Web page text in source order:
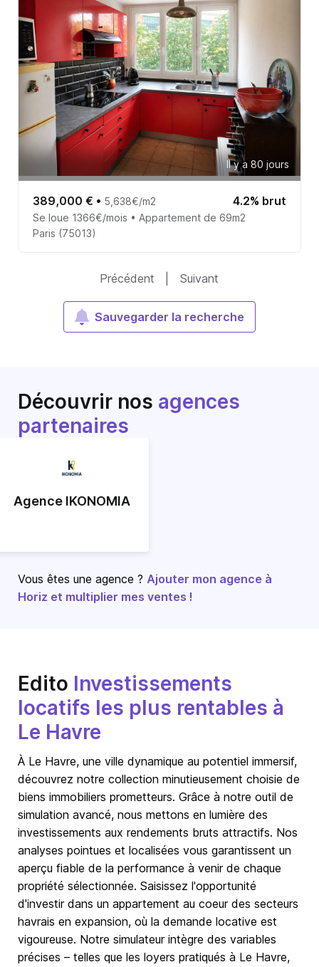
Il y a 80 jours
389,000 € • 5,638€/m2 4.2% brut
Se loue 1366€/mois • Appartement de 69m2
Paris (75013)
Précédent Suivant
Sauvegarder la recherche
Découvrir nos agences
partenaires
Agence IKONOMIA
Vous êtes une agence ? Ajouter mon agence à
Horiz et multiplier mes ventes !
Edito Investissements
locatifs les plus rentables à
Le Havre
À Le Havre, une ville dynamique au potentiel immersif,
découvrez notre collection minutieusement choisie de
biens immobiliers prometteurs. Grâce à notre outil de
simulation avancé, nous mettons en lumière des
investissements aux rendements bruts attractifs. Nos
analyses pointues et localisées vous garantissent un
aperçu fiable de la performance à venir de chaque
propriété sélectionnée. Saisissez l'opportunité
d'investir dans un appartement au coeur des secteurs
havrais en expansion, où la demande locative est
vigoureuse. Notre simulateur intègre des variables
précises – telles que les loyers pratiqués à Le Havre,